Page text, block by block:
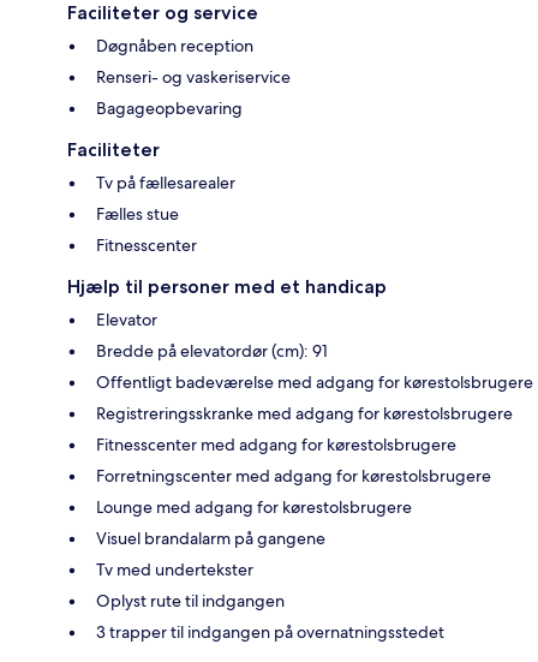
Faciliteter og service
Døgnåben reception
Renseri- og vaskeriservice
Bagageopbevaring
Faciliteter
Tv på fællesarealer
Fælles stue
Fitnesscenter
Hjælp til personer med et handicap
Elevator
Bredde på elevatordør (cm): 91
Offentligt badeværelse med adgang for kørestolsbrugere
Registreringsskranke med adgang for kørestolsbrugere
Fitnesscenter med adgang for kørestolsbrugere
Forretningscenter med adgang for kørestolsbrugere
Lounge med adgang for kørestolsbrugere
Visuel brandalarm på gangene
Tv med undertekster
Oplyst rute til indgangen
3 trapper til indgangen på overnatningsstedet